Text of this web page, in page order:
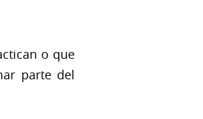
o que
parte del